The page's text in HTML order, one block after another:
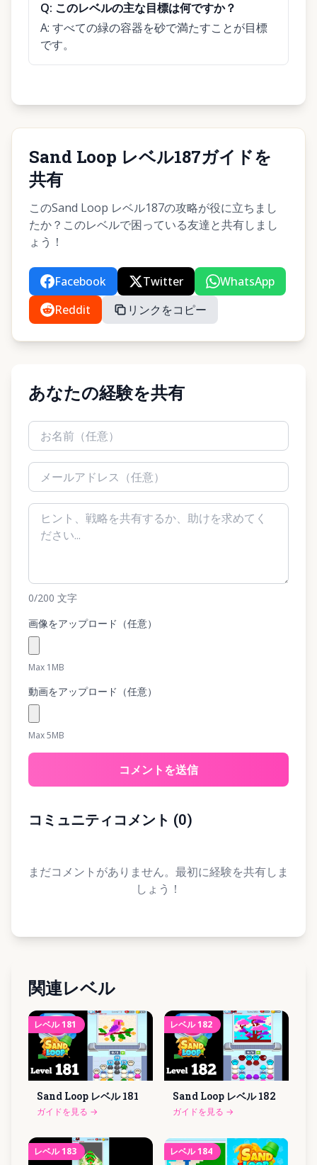
Q: このレベルの主な目標は何ですか？
A: すべての緑の容器を砂で満たすことが目標
です。
Sand Loop レベル187ガイドを
共有
このSand Loop レベル187の攻略が役に立ちまし
たか？このレベルで困っている友達と共有しまし
ょう！
Facebook Twitter
WhatsApp
Reddit
リンクをコピー
あなたの経験を共有
0/200 文字
画像をアップロード（任意）
Max 1MB
動画をアップロード（任意）
Max 5MB
コメントを送信
コミュニティコメント (0)
まだコメントがありません。最初に経験を共有しま
しょう！
関連レベル
レベル181
Sand Loop レベル 181
ガイドを見る →
レベル182
Sand Loop レベル 182
ガイドを見る →
レベル183 レベル184